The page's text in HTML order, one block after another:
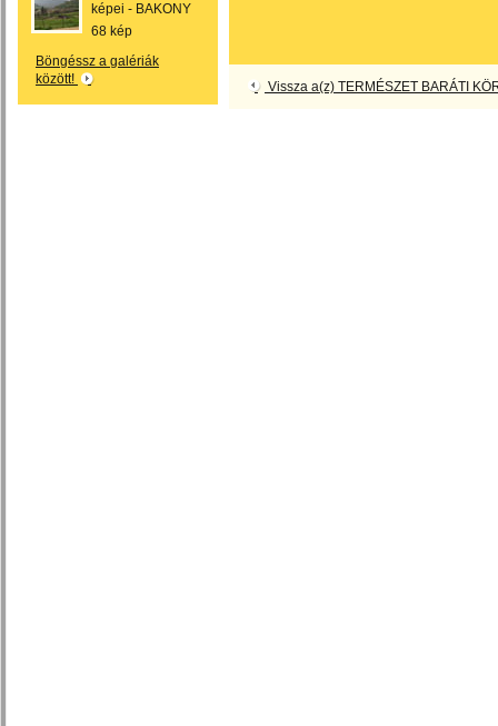
képei - BAKONY
68 kép
Böngéssz a galériák
között!
Vissza a(z) TERMÉSZET BARÁTI